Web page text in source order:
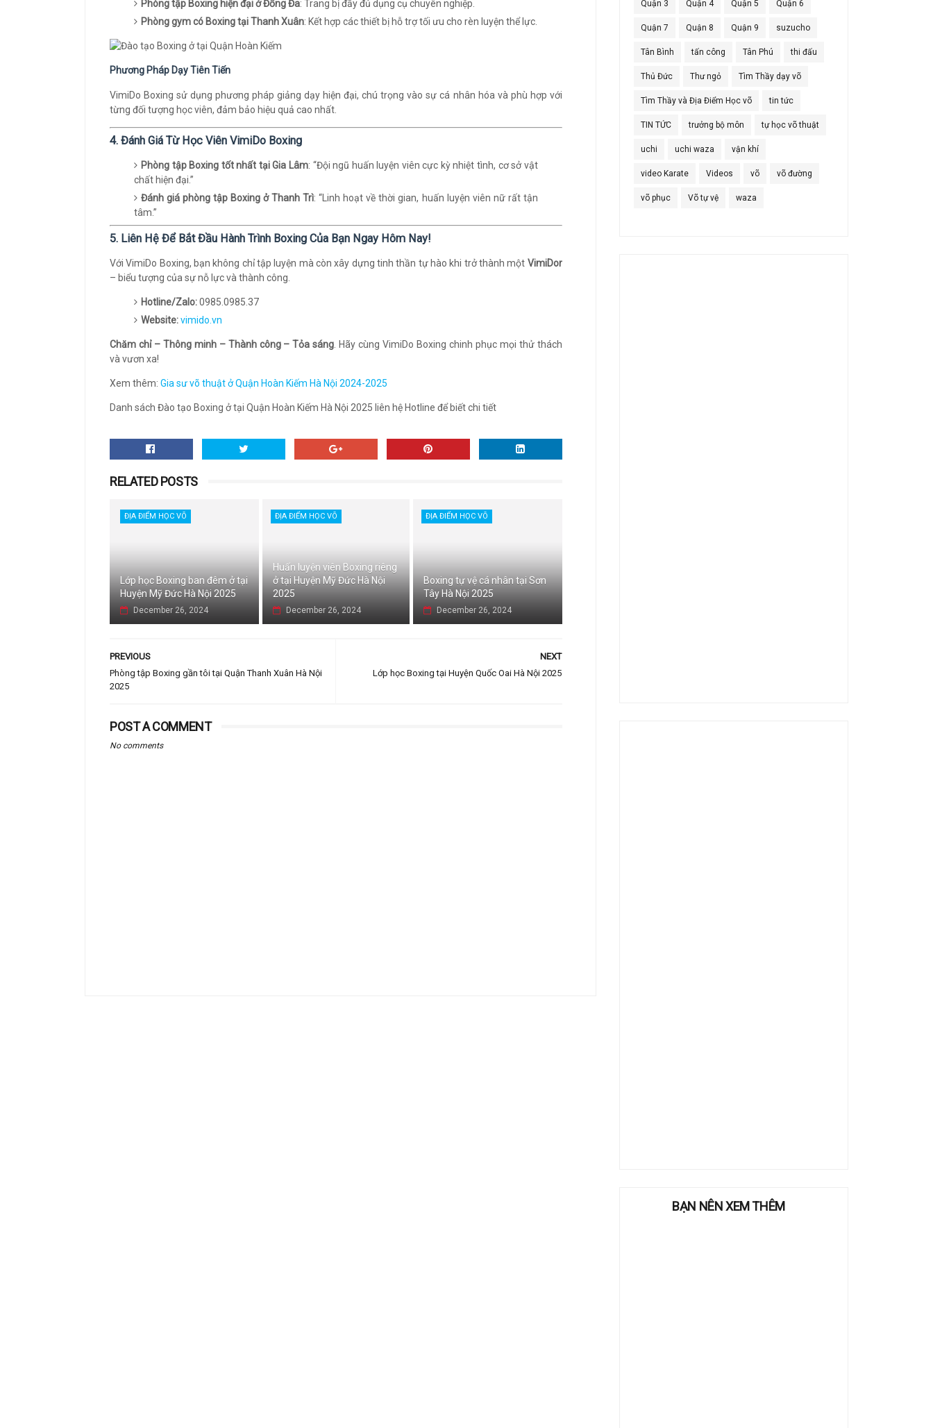
Phòng tập Boxing hiện đại ở Đống Đa: Trang bị đầy đủ dụng cụ chuyên nghiệp.
Phòng gym có Boxing tại Thanh Xuân: Kết hợp các thiết bị hỗ trợ tối ưu cho rèn luyện thể lực.
Phương Pháp Dạy Tiên Tiến
VimiDo Boxing sử dụng phương pháp giảng dạy hiện đại, chú trọng vào sự cá nhân hóa và phù hợp với
từng đối tượng học viên, đảm bảo hiệu quả cao nhất.
4. Đánh Giá Từ Học Viên VimiDo Boxing
Phòng tập Boxing tốt nhất tại Gia Lâm: “Đội ngũ huấn luyện viên cực kỳ nhiệt tình, cơ sở vật
chất hiện đại.”
Đánh giá phòng tập Boxing ở Thanh Trì: “Linh hoạt về thời gian, huấn luyện viên nữ rất tận
tâm.”
5. Liên Hệ Để Bắt Đầu Hành Trình Boxing Của Bạn Ngay Hôm Nay!
Với VimiDo Boxing, bạn không chỉ tập luyện mà còn xây dựng tinh thần tự hào khi trở thành một VimiDor
– biểu tượng của sự nỗ lực và thành công.
Hotline/Zalo:0985.0985.37
Website:vimido.vn
Chăm chỉ – Thông minh – Thành công – Tỏa sáng . Hãy cùng VimiDo Boxing chinh phục mọi thử thách
và vươn xa!
Xem thêm: Gia sư võ thuật ở Quận Hoàn Kiếm Hà Nội 2024-2025
Danh sách Đào tạo Boxing ở tại Quận Hoàn Kiếm Hà Nội 2025 liên hệ Hotline để biết chi tiết
RELATED POSTS
ĐỊA ĐIỂM HỌC VÕ
Lớp học Boxing ban đêm ở tại
Huyện Mỹ Đức Hà Nội 2025
December 26, 2024
ĐỊA ĐIỂM HỌC VÕ
Huấn luyện viên Boxing riêng
ở tại Huyện Mỹ Đức Hà Nội
2025
December 26, 2024
ĐỊA ĐIỂM HỌC VÕ
Boxing tự vệ cá nhân tại Sơn
Tây Hà Nội 2025
December 26, 2024
NEXT
Lớp học Boxing tại Huyện Quốc Oai Hà Nội 2025
PREVIOUS
Phòng tập Boxing gần tôi tại Quận Thanh Xuân Hà Nội
2025
POST A COMMENT
No comments
Quận 3 Quận 4 Quận 5 Quận 6
Quận 7 Quận 8 Quận 9 suzucho
Tân Bình tấn công Tân Phú thi đấu
Thủ Đức Thư ngỏ Tìm Thầy dạy võ
Tìm Thầy và Địa Điểm Học võ tin tức
TIN TỨC trưởng bộ môn tự học võ thuật
uchi uchi waza vận khí
video Karate Videos võ võ đường
võ phục Võ tự vệ waza
BẠN NÊN XEM THÊM